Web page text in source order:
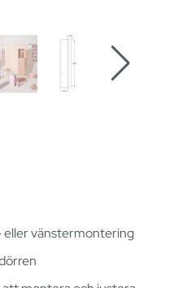
vänstermontering